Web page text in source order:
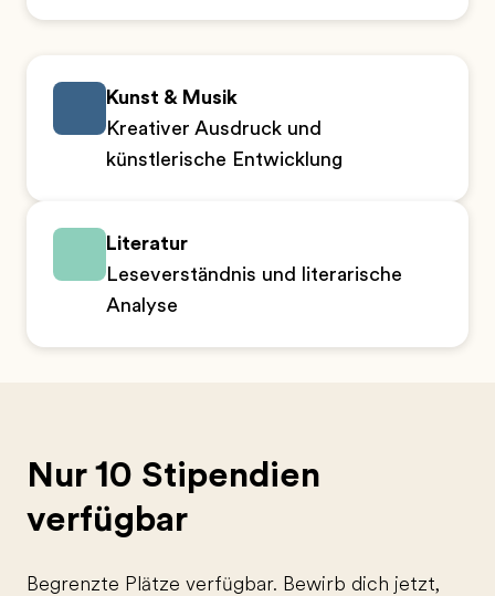
Kunst & Musik
Kreativer Ausdruck und
künstlerische Entwicklung
Literatur
Leseverständnis und literarische
Analyse
Nur 10 Stipendien
verfügbar
Begrenzte Plätze verfügbar. Bewirb dich jetzt,